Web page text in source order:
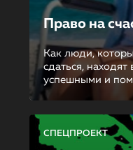
Право на
Как люди,
сдаться,
успешными и
СПЕЦПРОЕКТ